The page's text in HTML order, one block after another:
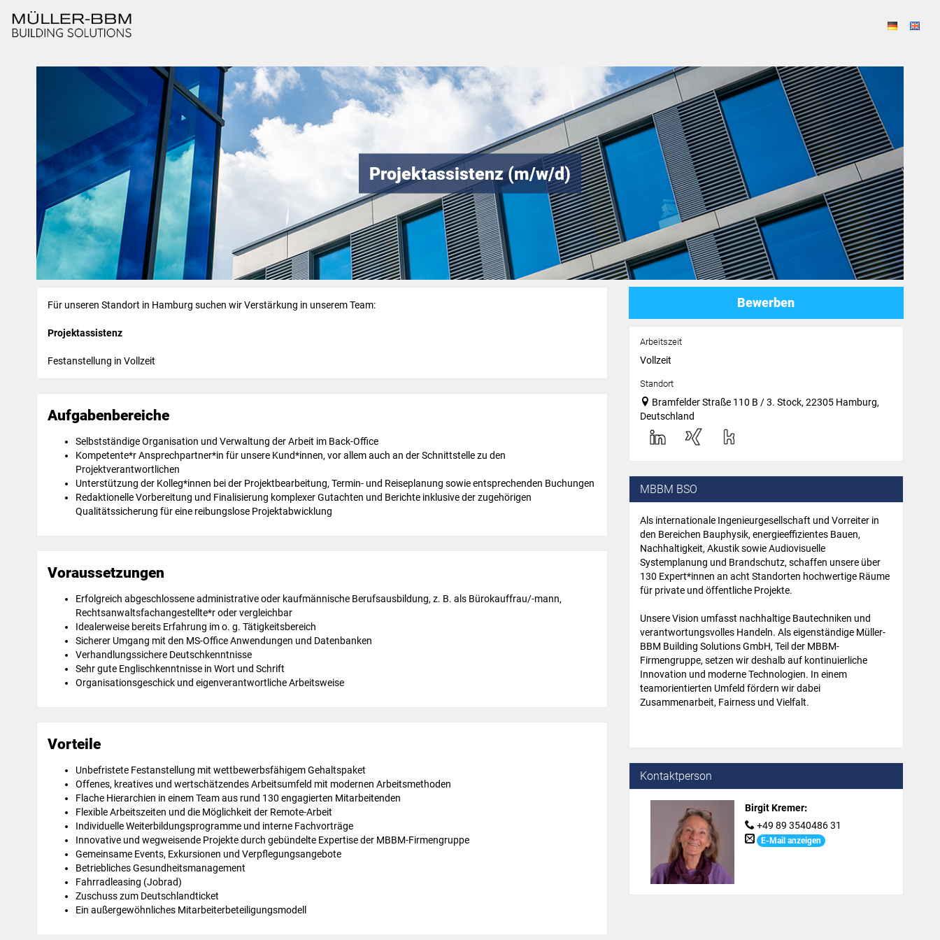
Projektassistenz (m/w/d)
Für unseren Standort in Hamburg suchen wir Verstärkung in unserem Team:
Projektassistenz
Festanstellung in Vollzeit
Aufgabenbereiche
Selbstständige Organisation und Verwaltung der Arbeit im Back-Office
Kompetente*r Ansprechpartner*in für unsere Kund*innen, vor allem auch an der Schnittstelle zu den
Projektverantwortlichen
Unterstützung der Kolleg*innen bei der Projektbearbeitung, Termin- und Reiseplanung sowie entsprechenden Buchungen
Redaktionelle Vorbereitung und Finalisierung komplexer Gutachten und Berichte inklusive der zugehörigen
Qualitätssicherung für eine reibungslose Projektabwicklung
Voraussetzungen
Erfolgreich abgeschlossene administrative oder kaufmännische Berufsausbildung, z. B. als Bürokauffrau/-mann,
Rechtsanwaltsfachangestellte*r oder vergleichbar
Idealerweise bereits Erfahrung im o. g. Tätigkeitsbereich
Sicherer Umgang mit den MS-Office Anwendungen und Datenbanken
Verhandlungssichere Deutschkenntnisse
Sehr gute Englischkenntnisse in Wort und Schrift
Organisationsgeschick und eigenverantwortliche Arbeitsweise
Vorteile
Unbefristete Festanstellung mit wettbewerbsfähigem Gehaltspaket
Offenes, kreatives und wertschätzendes Arbeitsumfeld mit modernen Arbeitsmethoden
Flache Hierarchien in einem Team aus rund 130 engagierten Mitarbeitenden
Flexible Arbeitszeiten und die Möglichkeit der Remote-Arbeit
Individuelle Weiterbildungsprogramme und interne Fachvorträge
Innovative und wegweisende Projekte durch gebündelte Expertise der MBBM-Firmengruppe
Gemeinsame Events, Exkursionen und Verpflegungsangebote
Betriebliches Gesundheitsmanagement
Fahrradleasing (Jobrad)
Zuschuss zum Deutschlandticket
Ein außergewöhnliches Mitarbeiterbeteiligungsmodell
Bewerben
Arbeitszeit
Vollzeit
Standort
Bramfelder Straße 110 B / 3. Stock, 22305 Hamburg,
Deutschland
MBBM BSO
Als internationale Ingenieurgesellschaft und Vorreiter in
den Bereichen Bauphysik, energieeffizientes Bauen,
Nachhaltigkeit, Akustik sowie Audiovisuelle
Systemplanung und Brandschutz, schaffen unsere über
130 Expert*innen an acht Standorten hochwertige Räume
für private und öffentliche Projekte.
Unsere Vision umfasst nachhaltige Bautechniken und
verantwortungsvolles Handeln. Als eigenständige Müller-
BBM Building Solutions GmbH, Teil der MBBM-
Firmengruppe, setzen wir deshalb auf kontinuierliche
Innovation und moderne Technologien. In einem
teamorientierten Umfeld fördern wir dabei
Zusammenarbeit, Fairness und Vielfalt.
Kontaktperson
Birgit Kremer:
+49 89 3540486 31
E-Mail anzeigen